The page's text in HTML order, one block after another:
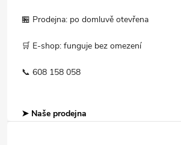
🏪 Prodejna: po domluvě otevřena
🛒 E-shop: funguje bez omezení
📞 608 158 058
➤ Naše prodejna